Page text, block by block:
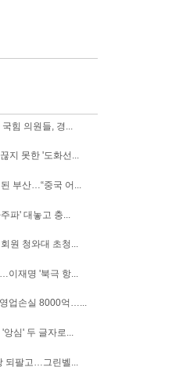
국힘 의원들, 경...
지 못한 '도화선...
된 부산…“중국 어...
파' 대놓고 충...
원 청와대 초청...
이재명 '북극 항...
업손실 8000억…...
앙심' 두 글자로...
되팔고…그린벨...